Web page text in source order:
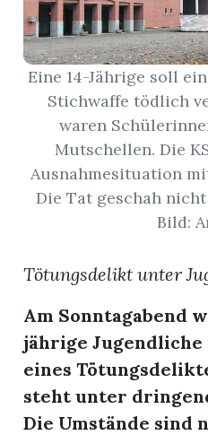
App
Eine 14-Jährige soll
Stichwaffe tödlich
waren
Mutschellen. Die
Ausnahmesituation
Die Tat geschah
Bild:
Tötungsdelikt unter
Am Sonntagabend
jährige
eines
steht unter
Die Umstände sind